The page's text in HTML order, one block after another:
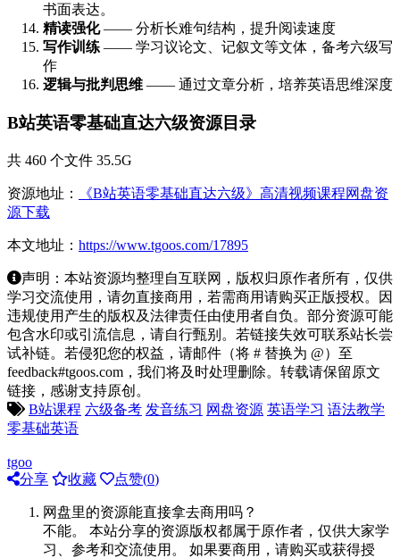
书面表达。
精读强化—— 分析长难句结构，提升阅读速度
写作训练 —— 学习议论文、记叙文等文体，备考六级写
作
逻辑与批判思维 —— 通过文章分析，培养英语思维深度
B站英语零基础直达六级资源目录
共 460 个文件 35.5G
资源地址：
《B站英语零基础直达六级》高清视频课程网盘资
源下载
本文地址： https://www.tgoos.com/17895
声明：本站资源均整理自互联网，版权归原作者所有，仅供
学习交流使用，请勿直接商用，若需商用请购买正版授权。因
违规使用产生的版权及法律责任由使用者自负。部分资源可能
包含水印或引流信息，请自行甄别。若链接失效可联系站长尝
试补链。若侵犯您的权益，请邮件（将 # 替换为 @）至
feedback#tgoos.com，我们将及时处理删除。转载请保留原文
链接，感谢支持原创。
B站课程 六级备考 发音练习 网盘资源 英语学习 语法教学
零基础英语
tgoo
分享
收藏 点赞(0)
网盘里的资源能直接拿去商用吗？
不能。 本站分享的资源版权都属于原作者，仅供大家学
习、参考和交流使用。 如果要商用，请购买或获得授